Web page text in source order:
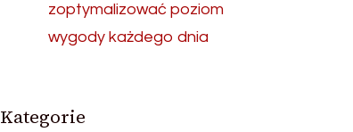
zoptymalizować poziom
wygody każdego dnia
Kategorie